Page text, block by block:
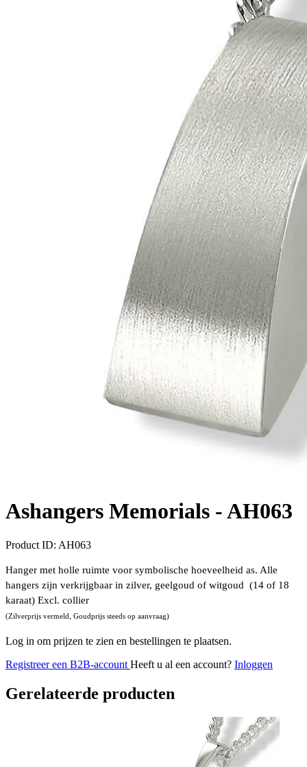
Ashangers Memorials -AH063
Product ID: AH063
Hanger met holle ruimte voor symbolische hoeveelheid as. Alle
hangers zijn verkrijgbaar in zilver, geelgoud of witgoud (14 of 18
karaat) Excl. collier
(Zilverprijs vermeld, Goudprijs steeds op aanvraag)
Log in om prijzen te zien en bestellingen te plaatsen.
Registreer een B2B-account Heeft u al een account? Inloggen
Gerelateerde producten